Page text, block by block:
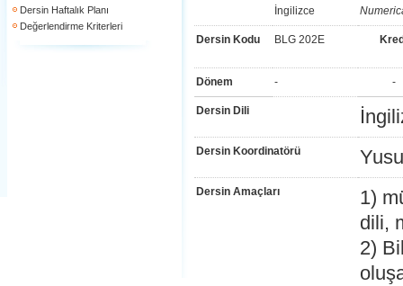
Dersin Haftalık Planı
Değerlendirme Kriterleri
İngilizce
Dersin Kodu BLG 202E
Dönem - -
Dersin Dili
Dersin Koordinatörü
Dersin Amaçları
1)
dili,
2)